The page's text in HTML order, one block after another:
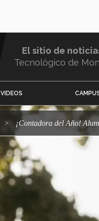
El sitio de
Tecnológico de
VIDEOS
¡Contadora del Año!